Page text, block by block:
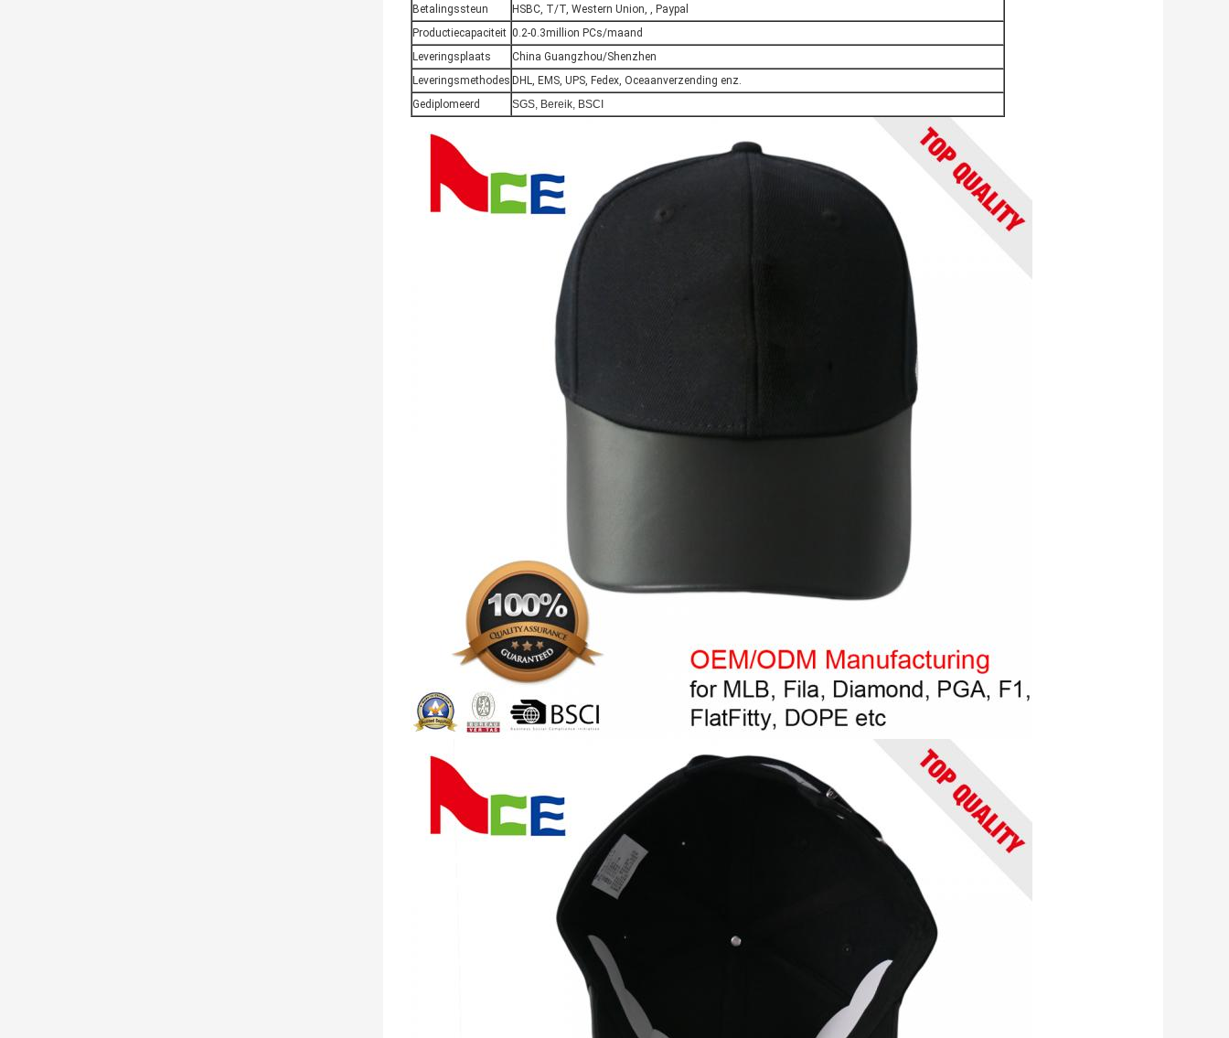
Betalingssteun
HSBC, T/T, Western Union, , Paypal
Productiecapaciteit 0.2-0.3million PCs/maand
Leveringsplaats
China Guangzhou/Shenzhen
Leveringsmethodes DHL, EMS, UPS, Fedex, Oceaanverzending enz.
Gediplomeerd
SGS, Bereik, BSCI